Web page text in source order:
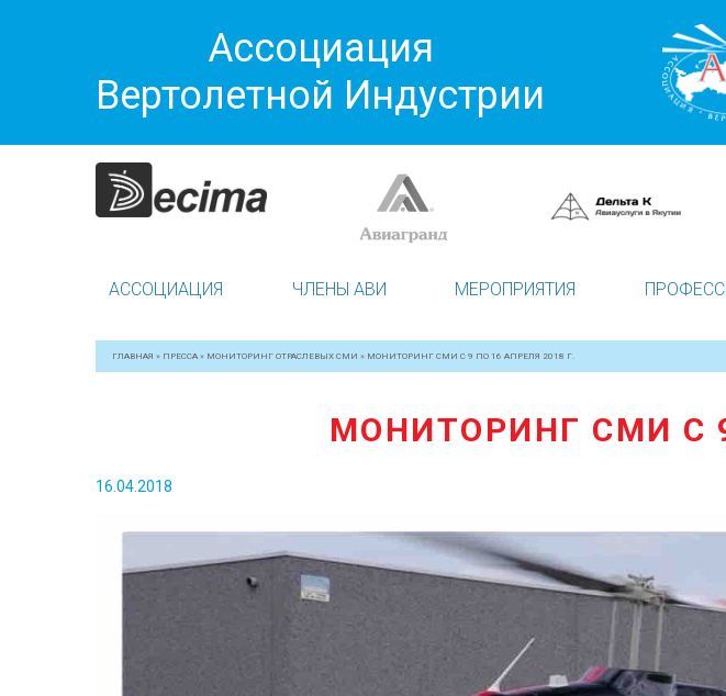
Ассоциация
Вертолетной Индустрии
АССОЦИАЦИЯ ЧЛЕНЫ АВИ МЕРОПРИЯТИЯ
ГЛАВНАЯ » ПРЕССА » МОНИТОРИНГ ОТРАСЛЕВЫХ СМИ » МОНИТОРИНГ СМИ С 9 ПО 16 АПРЕЛЯ 2018 Г.
МОНИТОРИНГ СМИ С
16.04.2018